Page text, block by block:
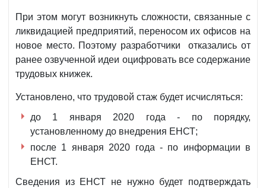
При этом могут возникнуть сложности, связанные с
ликвидацией предприятий, переносом их офисов на
новое место. Поэтому разработчики отказались от
ранее озвученной идеи оцифровать все содержание
трудовых книжек.
Установлено, что трудовой стаж будет исчисляться:
до 1 января 2020 года - по порядку,
установленному до внедрения ЕНСТ;
после 1 января 2020 года - по информации в
ЕНСТ.
Сведения из ЕНСТ не нужно будет подтверждать